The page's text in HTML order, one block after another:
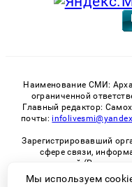
Наименование СМИ:
ограниченной
Главный редактор:
почты:
Зарегистрировавший
сфере связи,
коммуникаций
№ ФС 77
Мы используем